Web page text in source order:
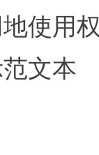
使用
文本